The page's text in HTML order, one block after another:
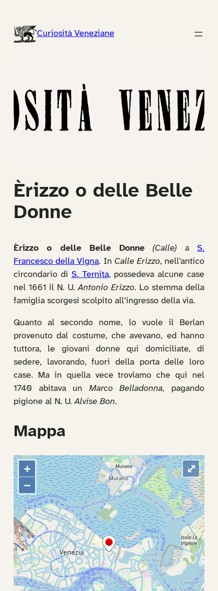
contenutoCuriosità Veneziane
Èrizzo o delle Belle
Donne
Èrizzo o delle Belle Donne (Calle) aS.
Francesco della Vigna. In Calle Erizzo, nell’antico
circondario di S. Ternita, possedeva alcune case
nel 1661 il N. U.Antonio Erizzo. Lo stemma della
famiglia scorgesi scolpito all’ingresso della via.
Quanto al secondo nome, lo vuole il Berlan
provenuto dal costume, che avevano, ed hanno
tuttora, le giovani donne qui domiciliate, di
sedere, lavorando, fuori della porta delle loro
case. Ma in quella vece troviamo che qui nel
1740 abitava un Marco Belladonna, pagando
pigione al N. U.Alvise Bon.
Mappa